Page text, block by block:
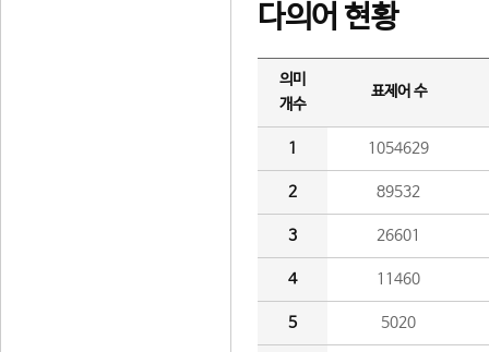
다의어 현황
의미
개수
표제어 수
1 1054629
2 89532
3 26601
4 11460
5 5020